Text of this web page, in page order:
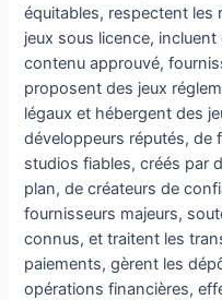
équitables, respectent les
jeux sous licence,
contenu approuvé,
proposent des jeux
légaux et hébergent des
développeurs réputés, de
studios fiables, créés par
plan, de créateurs de
fournisseurs majeurs,
connus, et traitent les
paiements, gèrent les
opérations financières,